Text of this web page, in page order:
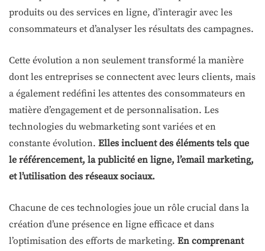
produits ou des services en ligne, d’interagir avec les
consommateurs et d’analyser les résultats des campagnes.
Cette évolution a non seulement transformé la manière
dont les entreprises se connectent avec leurs clients, mais
a également redéfini les attentes des consommateurs en
matière d’engagement et de personnalisation. Les
technologies du webmarketing sont variées et en
constante évolution. Elles incluent des éléments tels que
le référencement, la publicité en ligne, l’email marketing,
et l’utilisation des réseaux sociaux.
Chacune de ces technologies joue un rôle crucial dans la
création d’une présence en ligne efficace et dans
l’optimisation des efforts de marketing. En comprenant